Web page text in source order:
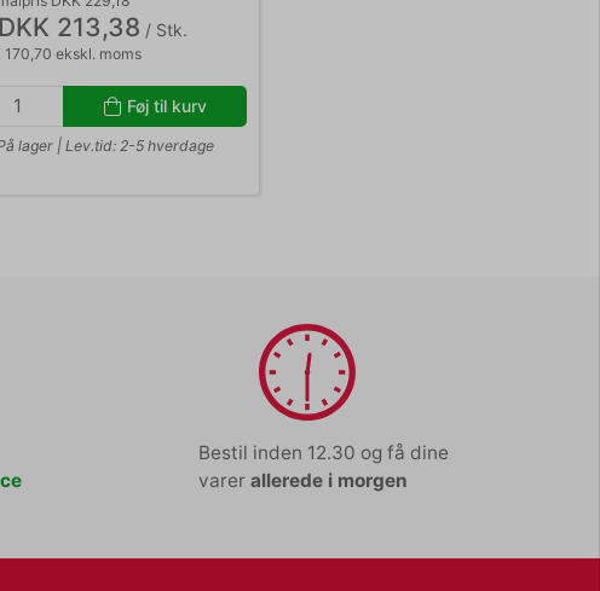
DKK 213,38 / Stk.
170,70 ekskl. moms
Føj til kurv
lager | Lev.tid: 2-5 hverdage
Bestil inden 12.30 og få dine
varer allerede i morgen